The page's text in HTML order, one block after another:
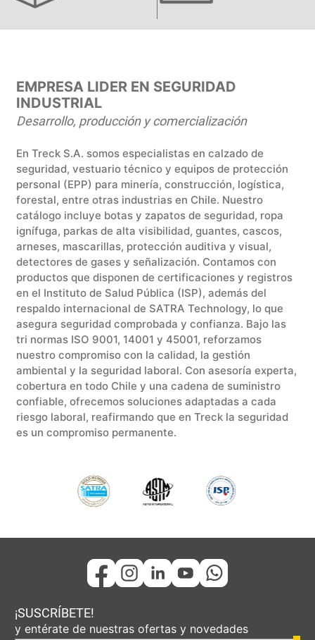
EMPRESA LIDER EN SEGURIDAD
INDUSTRIAL
Desarrollo, producción y comercialización
En Treck S.A. somos especialistas en calzado de
seguridad, vestuario técnico y equipos de protección
personal (EPP) para minería, construcción, logística,
forestal, entre otras industrias en Chile. Nuestro
catálogo incluye botas y zapatos de seguridad, ropa
ignífuga, parkas de alta visibilidad, guantes, cascos,
arneses, mascarillas, protección auditiva y visual,
detectores de gases y señalización. Contamos con
productos que disponen de certificaciones y registros
en el Instituto de Salud Pública (ISP), además del
respaldo internacional de SATRA Technology, lo que
asegura seguridad comprobada y confianza. Bajo las
tri normas ISO 9001, 14001 y 45001, reforzamos
nuestro compromiso con la calidad, la gestión
ambiental y la seguridad laboral. Con asesoría experta,
cobertura en todo Chile y una cadena de suministro
confiable, ofrecemos soluciones adaptadas a cada
riesgo laboral, reafirmando que en Treck la seguridad
es un compromiso permanente.
¡SUSCRÍBETE!
y entérate de nuestras ofertas y novedades